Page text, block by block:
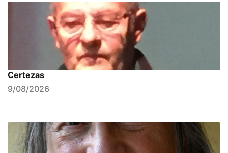
Certezas
9/08/2026